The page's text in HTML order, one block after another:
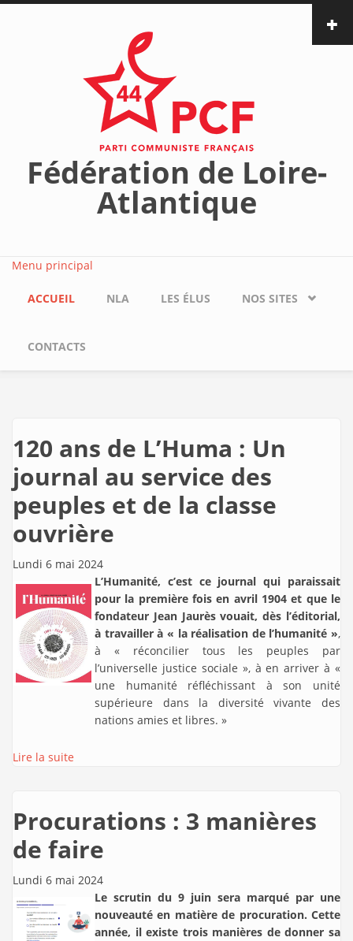
Aller au contenu principal
Fédération de Loire-
Atlantique
Menu principal
ACCUEIL NLA LES ÉLUS NOS SITES
CONTACTS
120 ans de L’Huma : Un
journal au service des
peuples et de la classe
ouvrière
Lundi 6 mai 2024
L’Humanité, c’est ce journal qui paraissait
pour la première fois en avril 1904 et que le
fondateur Jean Jaurès vouait, dès l’éditorial,
à travailler à « la réalisation de l’humanité »,
à « réconcilier tous les peuples par
l’universelle justice sociale », à en arriver à «
une humanité réfléchissant à son unité
supérieure dans la diversité vivante des
nations amies et libres. »
Lire la suite
Procurations : 3 manières
de faire
Lundi 6 mai 2024
Le scrutin du 9 juin sera marqué par une
nouveauté en matière de procuration. Cette
année, il existe trois manières de donner sa